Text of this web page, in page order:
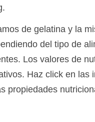
de gelatina y la
del tipo de
Los valores de
Haz click en las
propiedades